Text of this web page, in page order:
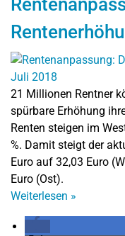
21 Millionen Rentner
spürbare Erhöhung
Renten steigen im
%. Damit steigt der
Euro auf 32,03 Euro
Euro (Ost).
Weiterlesen »